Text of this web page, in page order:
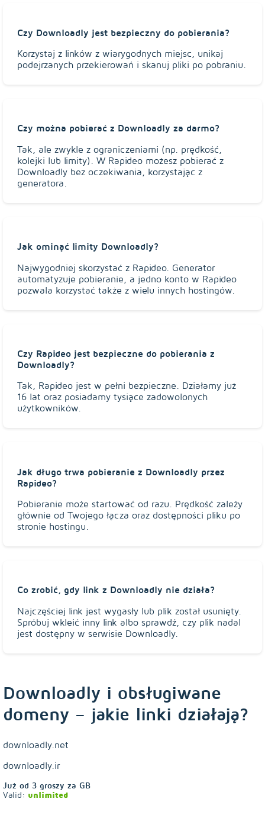
Czy Downloadly jest bezpieczny do pobierania?
Korzystaj z linków z wiarygodnych miejsc, unikaj
podejrzanych przekierowań i skanuj pliki po pobraniu.
Czy można pobierać z Downloadly za darmo?
Tak, ale zwykle z ograniczeniami (np. prędkość,
kolejki lub limity). W Rapideo możesz pobierać z
Downloadly bez oczekiwania, korzystając z
generatora.
Jak ominąć limity Downloadly?
Najwygodniej skorzystać z Rapideo. Generator
automatyzuje pobieranie, a jedno konto w Rapideo
pozwala korzystać także z wielu innych hostingów.
Czy Rapideo jest bezpieczne do pobierania z
Downloadly?
Tak, Rapideo jest w pełni bezpieczne. Działamy już
16 lat oraz posiadamy tysiące zadowolonych
użytkowników.
Jak długo trwa pobieranie z Downloadly przez
Rapideo?
Pobieranie może startować od razu. Prędkość zależy
głównie od Twojego łącza oraz dostępności pliku po
stronie hostingu.
Co zrobić, gdy link z Downloadly nie działa?
Najczęściej link jest wygasły lub plik został usunięty.
Spróbuj wkleić inny link albo sprawdź, czy plik nadal
jest dostępny w serwisie Downloadly.
Downloadly i obsługiwane
domeny – jakie linki działają?
downloadly.net
downloadly.ir
Już od 3 groszy za GB
Valid: unlimited